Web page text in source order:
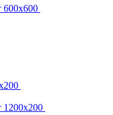
600х600
1200x200